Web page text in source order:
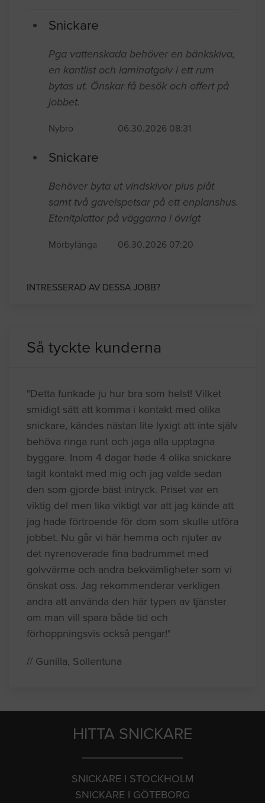
Snickare
Pga vattenskada behöver en bänkskiva,
en kantlist och laminatgolv i ett rum
bytas ut. Önskar få besök och offert på
jobbet.
Nybro 06.30.2026 08:31
Snickare
Behöver byta ut vindskivor plus plåt
samt två gavelspetsar på ett enplanshus.
Etenitplattor på väggarna i övrigt
Mörbylånga 06.30.2026 07:20
INTRESSERAD AV DESSA JOBB?
Så tyckte kunderna
"Detta funkade ju hur bra som helst! Vilket
smidigt sätt att komma i kontakt med olika
snickare, kändes nästan lite lyxigt att inte själv
behöva ringa runt och jaga alla upptagna
byggare. Inom 4 dagar hade 4 olika snickare
tagit kontakt med mig och jag valde sedan
den som gjorde bäst intryck. Priset var en
viktig del men lika viktigt var att jag kände att
jag hade förtroende för dom som skulle utföra
jobbet. Nu går vi här hemma och njuter av
det nyrenoverade fina badrummet med
golvvärme och andra bekvämligheter som vi
önskat oss. Jag rekommenderar verkligen
andra att använda den här typen av tjänster
om man vill spara både tid och
förhoppningsvis också pengar!"
// Gunilla, Sollentuna
HITTA SNICKARE
SNICKARE I STOCKHOLM
SNICKARE I GÖTEBORG